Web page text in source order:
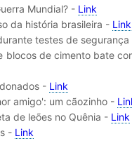
Mundial? - Link
da história brasileira - Link
testes de segurança
blocos de cimento bate
- Link
amigo': um cãozinho -
de leões no Quênia - Link
- Link